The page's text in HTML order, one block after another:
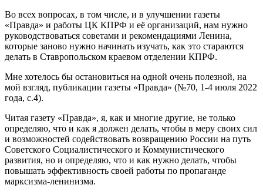
Во всех вопросах, в том числе, и в улучшении газеты
«Правда» и работы ЦК КПРФ и её организаций, нам нужно
руководствоваться советами и рекомендациями Ленина,
которые заново нужно начинать изучать, как это стараются
делать в Ставропольском краевом отделении КПРФ.
Мне хотелось бы остановиться на одной очень полезной, на
мой взгляд, публикации газеты «Правда» (№70, 1-4 июля 2022
года, с.4).
Читая газету «Правда», я, как и многие другие, не только
определяю, что и как я должен делать, чтобы в меру своих сил
и возможностей содействовать возвращению России на путь
Советского Социалистического и Коммунистического
развития, но и определяю, что и как нужно делать, чтобы
повышать эффективность своей работы по пропаганде
марксизма-ленинизма.